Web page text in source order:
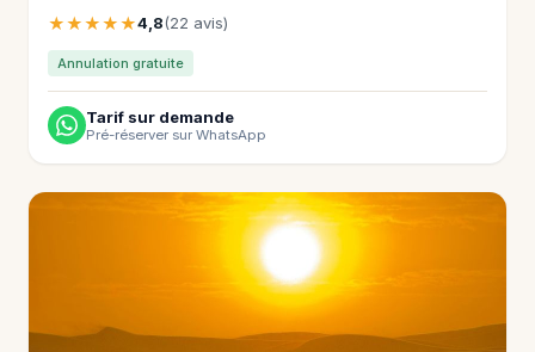
★★★★★4,8(22 avis)
Annulation gratuite
Tarif sur demande
Pré-réserver sur WhatsApp